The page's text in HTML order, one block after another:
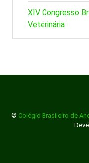
XIV Congresso
Veterinária
© Colégio Brasileiro de